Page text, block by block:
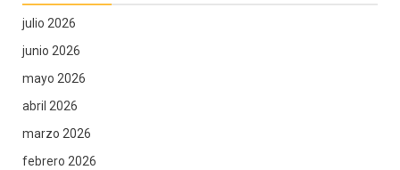
julio 2026
junio 2026
mayo 2026
abril 2026
marzo 2026
febrero 2026